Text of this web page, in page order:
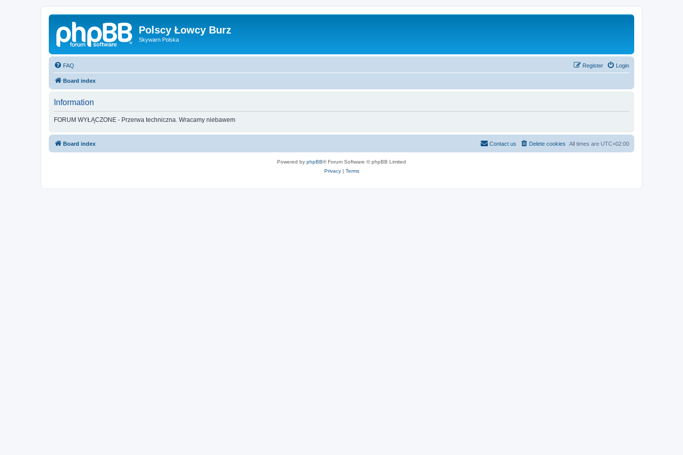
Polscy Łowcy Burz
Skywarn Polska
FAQ Login
Register
Board index
Information
FORUM WYŁĄCZONE - Przerwa techniczna. Wracamy niebawem
Board index All times are UTC+02:00
Delete cookies
Contact us
Powered by phpBB® Forum Software © phpBB Limited
Privacy| Terms